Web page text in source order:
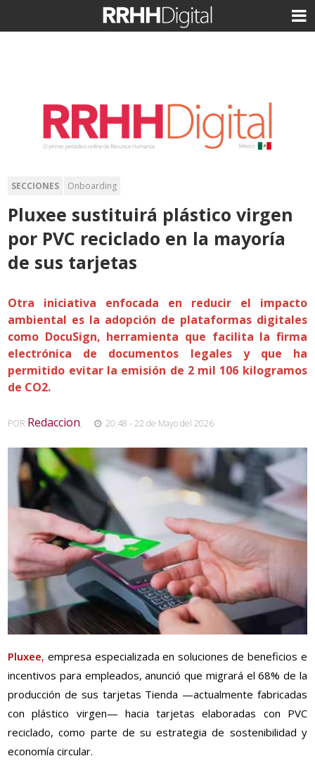
SECCIONES Onboarding
Pluxee sustituirá plástico virgen
por PVC reciclado en la mayoría
de sus tarjetas
Otra iniciativa enfocada en reducir el impacto
ambiental es la adopción de plataformas digitales
como DocuSign, herramienta que facilita la firma
electrónica de documentos legales y que ha
permitido evitar la emisión de 2 mil 106 kilogramos
de CO2.
POR Redaccion, 20:48 - 22 de Mayo del 2026
Pluxee, empresa especializada en soluciones de beneficios e
incentivos para empleados, anunció que migrará el 68% de la
producción de sus tarjetas Tienda —actualmente fabricadas
con plástico virgen— hacia tarjetas elaboradas con PVC
reciclado, como parte de su estrategia de sostenibilidad y
economía circular.